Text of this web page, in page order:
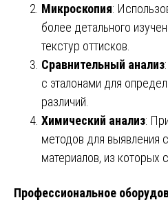
Микроскопия:
более детального
текстур оттисков.
Сравнительный анализ
с эталонами для
различий.
Химический анализ:
методов для выявления
материалов, из которых
Профессиональное